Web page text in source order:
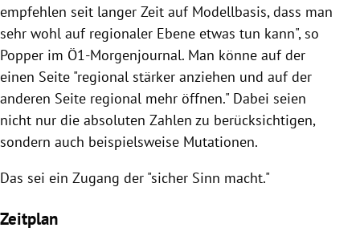
empfehlen seit langer Zeit auf Modellbasis, dass man
sehr wohl auf regionaler Ebene etwas tun kann", so
Popper im Ö1-Morgenjournal. Man könne auf der
einen Seite "regional stärker anziehen und auf der
anderen Seite regional mehr öffnen." Dabei seien
nicht nur die absoluten Zahlen zu berücksichtigen,
sondern auch beispielsweise Mutationen.
Das sei ein Zugang der "sicher Sinn macht."
Zeitplan